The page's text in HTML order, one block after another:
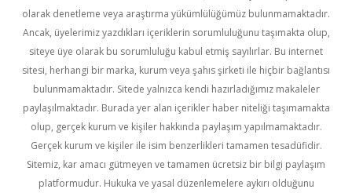
olarak denetleme veya araştırma yükümlülüğümüz bulunmamaktadır.
Ancak, üyelerimiz yazdıkları içeriklerin sorumluluğunu taşımakta olup,
siteye üye olarak bu sorumluluğu kabul etmiş sayılırlar. Bu internet
sitesi, herhangi bir marka, kurum veya şahıs şirketi ile hiçbir bağlantısı
bulunmamaktadır. Sitede yalnızca kendi hazırladığımız makaleler
paylaşılmaktadır. Burada yer alan içerikler haber niteliği taşımamakta
olup, gerçek kurum ve kişiler hakkında paylaşım yapılmamaktadır.
Gerçek kurum ve kişiler ile isim benzerlikleri tamamen tesadüfidir.
Sitemiz, kar amacı gütmeyen ve tamamen ücretsiz bir bilgi paylaşım
platformudur. Hukuka ve yasal düzenlemelere aykırı olduğunu